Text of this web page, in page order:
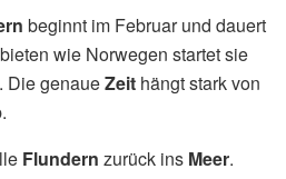
beginnt im Februar und dauert
wie Norwegen startet sie
Die genaueZeit hängt stark von
Flundern zurück ins Meer.